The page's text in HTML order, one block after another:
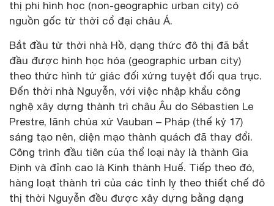
thị phi hình học (non-geographic urban city) có
nguồn gốc từ thời cổ đại châu Á.
Bắt đầu từ thời nhà Hồ, dạng thức đô thị đã bắt
đầu được hình học hóa (geographic urban city)
theo thức hình tứ giác đối xứng tuyệt đối qua trục.
Đến thời nhà Nguyễn, với việc nhập khẩu công
nghệ xây dựng thành trì châu Âu do Sébastien Le
Prestre, lãnh chúa xứ Vauban – Pháp (thế kỷ 17)
sáng tạo nên, diện mạo thành quách đã thay đổi.
Công trình đầu tiên của thể loại này là thành Gia
Định và đỉnh cao là Kinh thành Huế. Tiếp theo đó,
hàng loạt thành trì của các tỉnh lỵ theo thiết chế đô
thị thời Nguyễn đều được xây dựng bằng dạng